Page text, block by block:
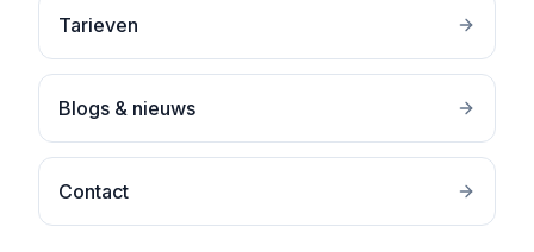
Tarieven
Blogs & nieuws
Contact